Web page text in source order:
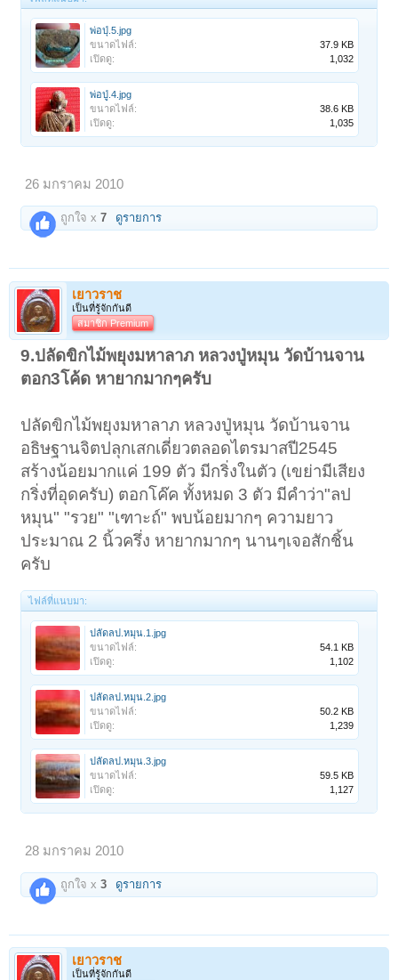
พ่อปุ่.5.jpg
ขนาดไฟล์:
37.9 KB
เปิดดู:
1,032
พ่อปู่.4.jpg
ขนาดไฟล์:
38.6 KB
เปิดดู:
1,035
26 มกราคม 2010
ถูกใจ x7 ดูรายการ
เยาวราช
เป็นที่รู้จักกันดี
สมาชิก Premium
9.ปลัดขิกไม้พยุงมหาลาภ หลวงปู่หมุน วัดบ้านจาน
ตอก3โค้ด หายากมากๆครับ
ปลัดขิกไม้พยุงมหาลาภ หลวงปู่หมุน วัดบ้านจาน
อธิษฐานจิตปลุกเสกเดี่ยวตลอดไตรมาสปี2545
สร้างน้อยมากแค่ 199 ตัว มีกริ่งในตัว (เขย่ามีเสียง
กริ่งที่อุดครับ) ตอกโค๊ค ทั้งหมด 3 ตัว มีคำว่า"ลป
หมุน" "รวย" "เฑาะถ์" พบน้อยมากๆ ความยาว
ประมาณ 2 นิ้วครึ่ง หายากมากๆ นานๆเจอสักชิ้น
ครับ
ไฟล์ที่แนบมา:
ปลัดลป.หมุน.1.jpg
ขนาดไฟล์:
54.1 KB
เปิดดู:
1,102
ปลัดลป.หมุน.2.jpg
ขนาดไฟล์:
50.2 KB
เปิดดู:
1,239
ปลัดลป.หมุน.3.jpg
ขนาดไฟล์:
59.5 KB
เปิดดู:
1,127
28 มกราคม 2010
ถูกใจ x3 ดูรายการ
เยาวราช
เป็นที่รู้จักกันดี